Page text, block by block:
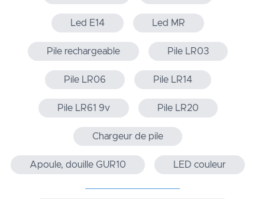
Led E14 Led MR
Pile rechargeable Pile LR03
Pile LR06 Pile LR14
Pile LR61 9v Pile LR20
Chargeur de pile
Apoule, douille GUR10 LED couleur